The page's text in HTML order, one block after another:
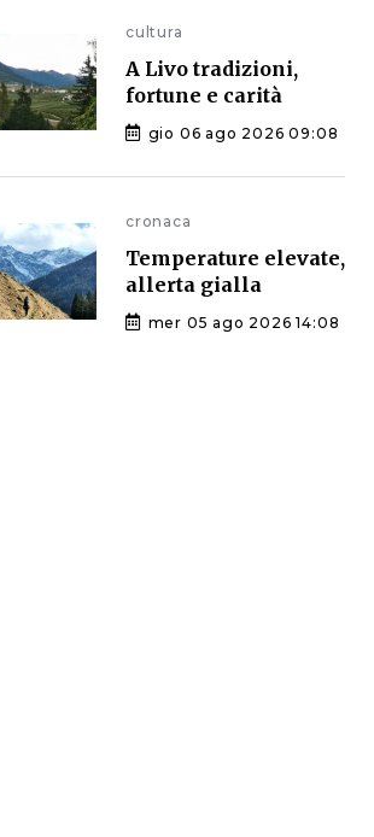
cultura
A Livo tradizioni,
fortune e carità
gio 06 ago 2026 09:08
cronaca
Temperature elevate,
allerta gialla
mer 05 ago 2026 14:08